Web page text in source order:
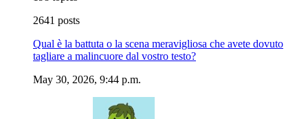
2641 posts
Qual è la battuta o la scena meravigliosa che avete dovuto
tagliare a malincuore dal vostro testo?
May 30, 2026, 9:44 p.m.